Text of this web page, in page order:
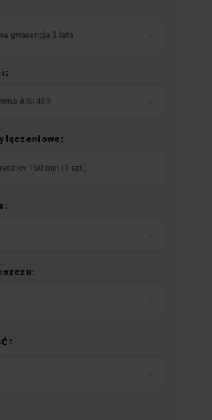
gwarancja 2 lata
AISI 403
150 mm (1 szt.)